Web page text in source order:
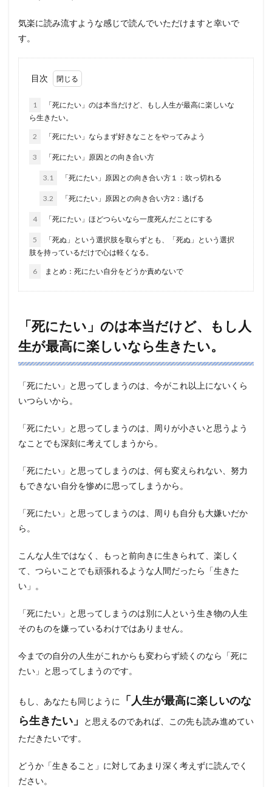
気楽に読み流すような感じで読んでいただけますと幸いで
す。
目次
1
「死にたい」のは本当だけど、もし人生が最高に楽しいな
ら生きたい。
2 「死にたい」ならまず好きなことをやってみよう
3 「死にたい」原因との向き合い方
3.1 「死にたい」原因との向き合い方１：吹っ切れる
3.2 「死にたい」原因との向き合い方2：逃げる
4 「死にたい」ほどつらいなら一度死んだことにする
5
「死ぬ」という選択肢を取らずとも、「死ぬ」という選択
肢を持っているだけで心は軽くなる。
6 まとめ：死にたい自分をどうか責めないで
「死にたい」のは本当だけど、もし人
生が最高に楽しいなら生きたい。
「死にたい」と思ってしまうのは、今がこれ以上にないくら
いつらいから。
「死にたい」と思ってしまうのは、周りが小さいと思うよう
なことでも深刻に考えてしまうから。
「死にたい」と思ってしまうのは、何も変えられない、努力
もできない自分を惨めに思ってしまうから。
「死にたい」と思ってしまうのは、周りも自分も大嫌いだか
ら。
こんな人生ではなく、もっと前向きに生きられて、楽しく
て、つらいことでも頑張れるような人間だったら「生きた
い」。
「死にたい」と思ってしまうのは別に人という生き物の人生
そのものを嫌っているわけではありません。
今までの自分の人生がこれからも変わらず続くのなら「死に
たい」と思ってしまうのです。
もし、あなたも同じように
「人生が最高に楽しいのな
ら生きたい」
と思えるのであれば、この先も読み進めてい
ただきたいです。
どうか「生きること」に対してあまり深く考えずに読んでく
ださい。